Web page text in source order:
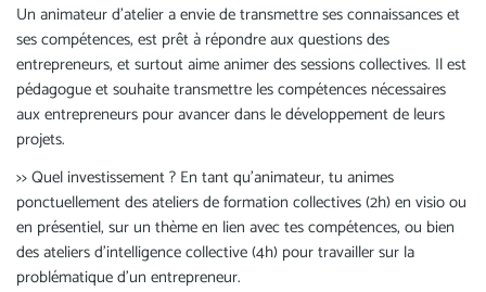
Un animateur d’atelier a envie de transmettre ses connaissances et
ses compétences, est prêt à répondre aux questions des
entrepreneurs, et surtout aime animer des sessions collectives. Il est
pédagogue et souhaite transmettre les compétences nécessaires
aux entrepreneurs pour avancer dans le développement de leurs
projets.
>> Quel investissement ? En tant qu'animateur, tu animes
ponctuellement des ateliers de formation collectives (2h) en visio ou
en présentiel, sur un thème en lien avec tes compétences, ou bien
des ateliers d'intelligence collective (4h) pour travailler sur la
problématique d'un entrepreneur.